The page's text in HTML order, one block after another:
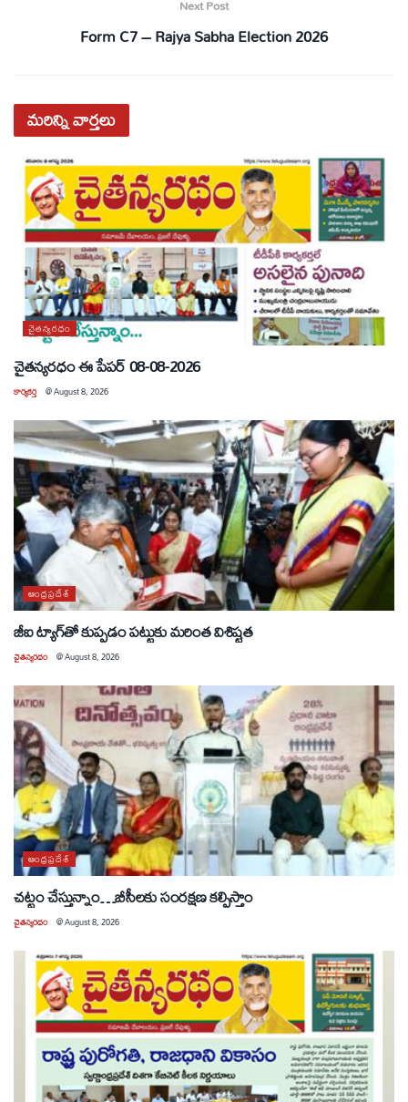
Next Post
Form C7 – Rajya Sabha Election 2026
మరిన్నివార్తలు
చైతన్యరధం
చైతన్యరధం ఈ పేపర్ 08-08-2026
కార్యకర్త @August 8, 2026
ఆంధ్రప్రదేశ్
జీఐ ట్యాగ్‌తో కుప్పడం పట్టుకు మరింత విశిష్టత
చైతన్యరధం @August 8, 2026
ఆంధ్రప్రదేశ్
చట్టం చేస్తున్నాం…బీసీలకు సంరక్షణ కల్పిస్తాం
చైతన్యరధం @August 8, 2026